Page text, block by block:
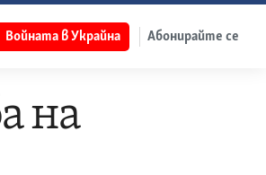
Войната в Украйна Абонирайте се
на